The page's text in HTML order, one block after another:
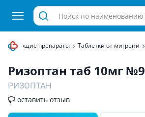
препараты Таблетки от мигрени
Ризоптан таб 10мг №9
РИЗОПТАН
оставить отзыв